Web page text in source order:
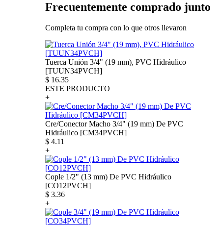
Frecuentemente comprado junto
Completa tu compra con lo que otros llevaron
Tuerca Unión 3/4" (19 mm), PVC Hidráulico
[TUUN34PVCH]
$ 16.35
ESTE PRODUCTO
+
Cre/Conector Macho 3/4" (19 mm) De PVC
Hidráulico [CM34PVCH]
$ 4.11
+
Cople 1/2" (13 mm) De PVC Hidráulico
[CO12PVCH]
$ 3.36
+